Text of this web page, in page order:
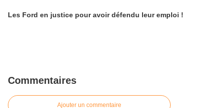
Les Ford en justice pour avoir défendu leur emploi !
Commentaires
Ajouter un commentaire